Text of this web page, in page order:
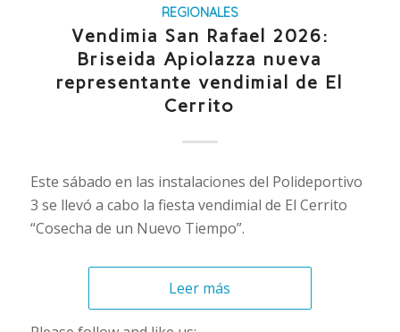
REGIONALES
Vendimia San Rafael 2026:
Briseida Apiolazza nueva
representante vendimial de El
Cerrito
Este sábado en las instalaciones del Polideportivo
3 se llevó a cabo la fiesta vendimial de El Cerrito
“Cosecha de un Nuevo Tiempo”.
Leer más